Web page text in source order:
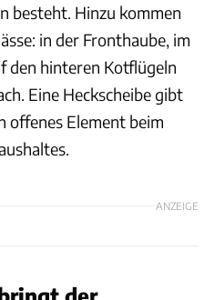
besteht. Hinzu kommen
in der Fronthaube, im
den hinteren Kotflügeln
Eine Heckscheibe gibt
offenes Element beim
ANZEIGE